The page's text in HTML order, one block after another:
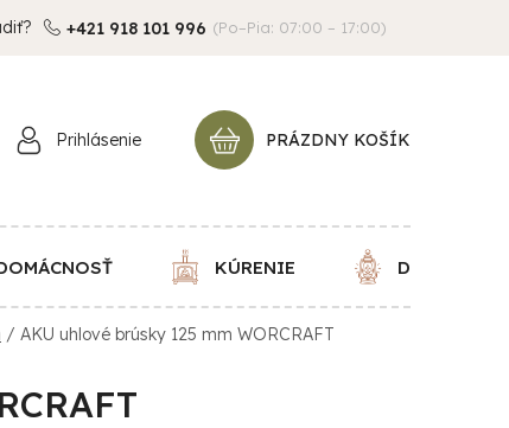
+421 918 101 996 (Po–Pia: 07:00 – 17:00)
Prihlásenie
NÁKUPNÝ
KOŠÍK
PRÁZDNY KOŠÍK
KÚRENIE DEKORÁCIE
/ AKU uhlové brúsky 125 mm WORCRAFT